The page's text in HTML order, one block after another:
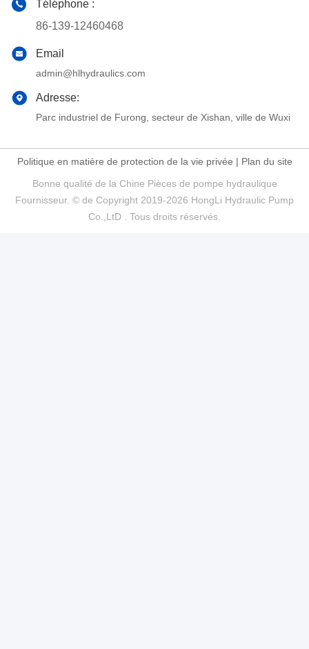
Téléphone :
86-139-12460468
Email
admin@hlhydraulics.com
Adresse:
Parc industriel de Furong, secteur de Xishan, ville de Wuxi
Politique en matière de protection de la vie privée | Plan du site
Bonne qualité de la Chine Pièces de pompe hydraulique
Fournisseur. © de Copyright 2019-2026 HongLi Hydraulic Pump
Co.,LtD . Tous droits réservés.